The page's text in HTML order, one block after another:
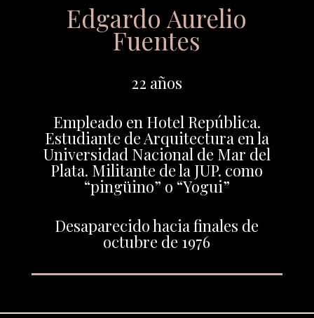
Edgardo Aurelio
Fuentes
22 años
Empleado en Hotel República.
Estudiante de Arquitectura en la
Universidad Nacional de Mar del
Plata. Militante de la JUP. como
“pingüino” o “Yogui”
Desaparecido hacia finales de
octubre de 1976